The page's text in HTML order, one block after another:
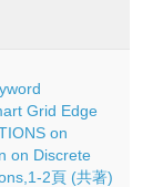
Grid Edge
on
on Discrete
2頁 (共著)